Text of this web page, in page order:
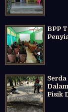
BPP
Fisik